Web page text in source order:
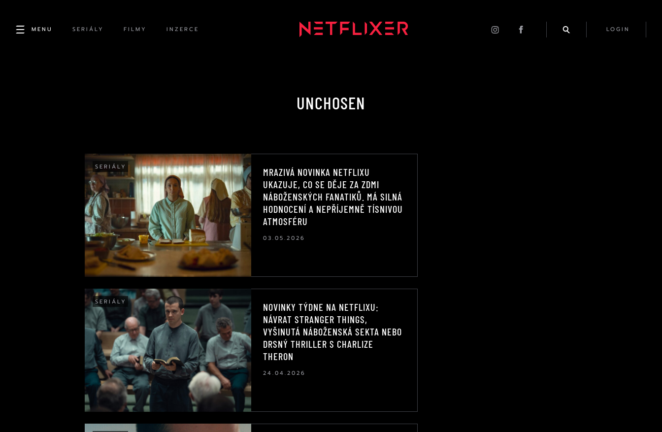
MENU SERIÁLY FILMY INZERCE LOGIN
UNCHOSEN
SERIÁLY
MRAZIVÁ NOVINKA NETFLIXU
UKAZUJE, CO SE DĚJE ZA ZDMI
NÁBOŽENSKÝCH FANATIKŮ. MÁ SILNÁ
HODNOCENÍ A NEPŘÍJEMNĚ TÍSNIVOU
ATMOSFÉRU
03.05.2026
SERIÁLY
NOVINKY TÝDNE NA NETFLIXU:
NÁVRAT STRANGER THINGS,
VYŠINUTÁ NÁBOŽENSKÁ SEKTA NEBO
DRSNÝ THRILLER S CHARLIZE
THERON
24.04.2026